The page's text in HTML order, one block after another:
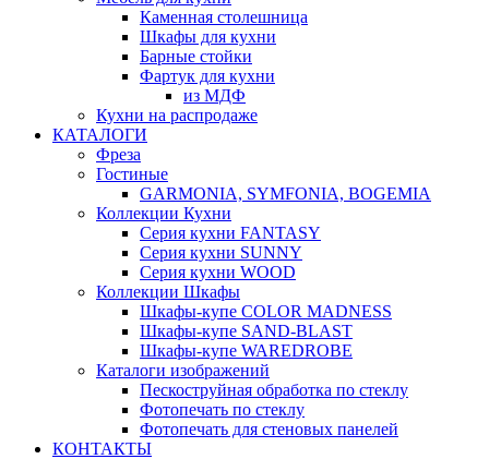
Каменная столешница
Шкафы для кухни
Барные стойки
Фартук для кухни
из МДФ
Кухни на распродаже
КАТАЛОГИ
Фреза
Гостиные
GARMONIA, SYMFONIA, BOGEMIA
Коллекции Кухни
Серия кухни FANTASY
Серия кухни SUNNY
Серия кухни WOOD
Коллекции Шкафы
Шкафы-купе COLOR MADNESS
Шкафы-купе SAND-BLAST
Шкафы-купе WAREDROBE
Каталоги изображений
Пескоструйная обработка по стеклу
Фотопечать по стеклу
Фотопечать для стеновых панелей
КОНТАКТЫ